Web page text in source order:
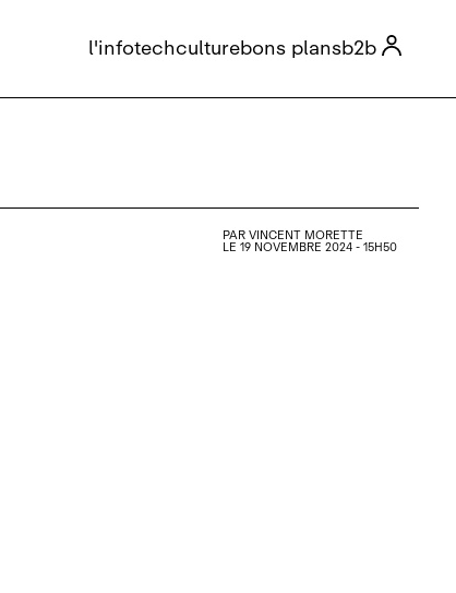

l'infotechculturebons plansb2b
PARVINCENT MORETTE
LE 19 NOVEMBRE 2024 - 15H50